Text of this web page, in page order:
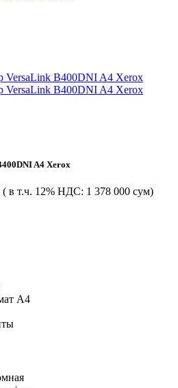
A4 Xerox
( в т.ч. 12% НДС: 1 378 000 сум)
A4